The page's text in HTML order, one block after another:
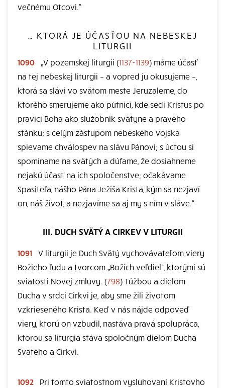
večnému Otcovi.“
… KTORÁ JE ÚČASŤOU NA NEBESKEJ
LITURGII
1090 „V pozemskej liturgii (1137-1139) máme účasť
na tej nebeskej liturgii – a vopred ju okusujeme –,
ktorá sa slávi vo svätom meste Jeruzaleme, do
ktorého smerujeme ako pútnici, kde sedí Kristus po
pravici Boha ako služobník svätyne a pravého
stánku; s celým zástupom nebeského vojska
spievame chválospev na slávu Pánovi; s úctou si
spomíname na svätých a dúfame, že dosiahneme
nejakú účasť na ich spoločenstve; očakávame
Spasiteľa, nášho Pána Ježiša Krista, kým sa nezjaví
on, náš život, a nezjavíme sa aj my s ním v sláve.“
III. DUCH SVÄTÝ A CIRKEV V LITURGII
1091 V liturgii je Duch Svätý vychovávateľom viery
Božieho ľudu a tvorcom „Božích veľdiel“, ktorými sú
sviatosti Novej zmluvy. (798) Túžbou a dielom
Ducha v srdci Cirkvi je, aby sme žili životom
vzkrieseného Krista. Keď v nás nájde odpoveď
viery, ktorú on vzbudil, nastáva pravá spolupráca,
ktorou sa liturgia stáva spoločným dielom Ducha
Svätého a Cirkvi.
1092
Pri tomto sviatostnom vysluhovaní Kristovho